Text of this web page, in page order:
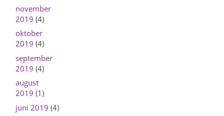
november
2019 (4)
oktober
2019 (4)
september
2019 (4)
august
2019 (1)
juni 2019 (4)